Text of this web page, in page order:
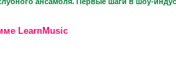
LearnMusic